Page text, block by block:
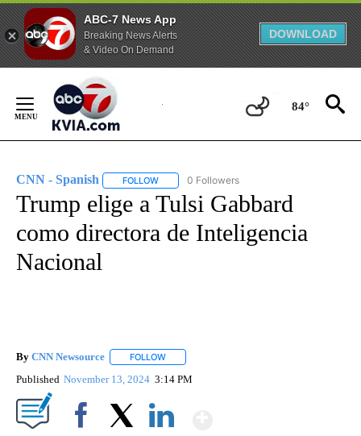
ABC-7 News App
Breaking News Alerts
& Video On Demand
DOWNLOAD
Content
84°
CNN - Spanish FOLLOW FOLLOW "CNN - SPANISH" TO RECEIVE
0 Followers
Trump elige a Tulsi Gabbard
como directora de Inteligencia
Nacional
By CNN Newsource FOLLOW
Published November 13, 2024 3:14 PM